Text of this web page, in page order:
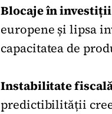
Blocaje în
europene și lipsa
capacitatea de
Instabilitate
predictibilității